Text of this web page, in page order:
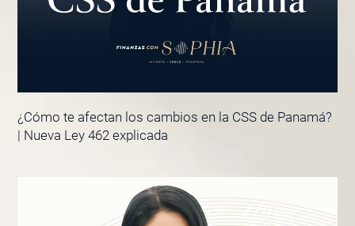
¿Cómo te afectan los cambios en la CSS de Panamá?
| Nueva Ley 462 explicada